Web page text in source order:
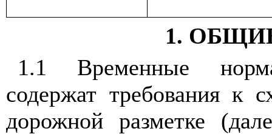
1.
1.1 Временные
содержат требования к
дорожной разметке